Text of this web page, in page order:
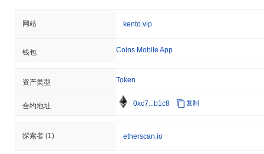
网站 kento.vip
钱包 Coins Mobile App
资产类型 Token
合约地址 0xc7...b1c8 复制
探索者 (1) etherscan.io